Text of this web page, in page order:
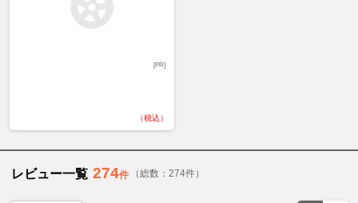
[PR]
（税込）
レビュー一覧 274件 （総数：274件）